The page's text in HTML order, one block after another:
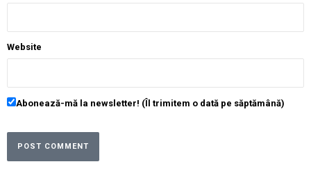
Website
Abonează-mă la newsletter! (Îl trimitem o dată pe săptămână)